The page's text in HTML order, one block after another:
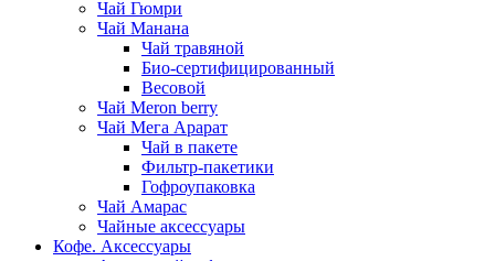
Чай Гюмри
Чай Манана
Чай травяной
Био-сертифицированный
Весовой
Чай Meron berry
Чай Мега Арарат
Чай в пакете
Фильтр-пакетики
Гофроупаковка
Чай Амарас
Чайные аксессуары
Кофе. Аксессуары